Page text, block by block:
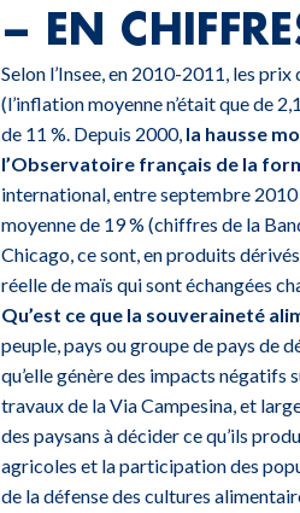
– EN
Selon l’Insee, en 2010-2011, les
(l’inflation moyenne n’était que de
de 11 %. Depuis 2000, la hausse
l’Observatoire français de la
international, entre septembre
moyenne de 19 % (chiffres de la
Chicago, ce sont, en produits
réelle de maïs qui sont échangées
Qu’est ce que la souveraineté
peuple, pays ou groupe de pays de
qu’elle génère des impacts négatifs
travaux de la Via Campesina, et
des paysans à décider ce qu’ils
agricoles et la participation des
de la défense des cultures